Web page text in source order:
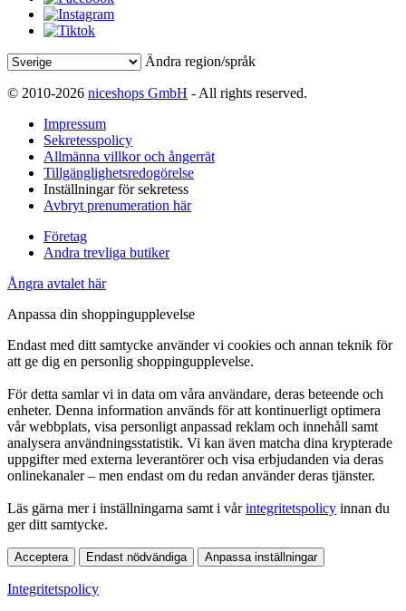
Ändra region/språk
© 2010-2026 niceshops GmbH - All rights reserved.
Impressum
Sekretesspolicy
Allmänna villkor och ångerrät
Tillgänglighetsredogörelse
Inställningar för sekretess
Avbryt prenumeration här
Företag
Andra trevliga butiker
Ångra avtalet här
Anpassa din shoppingupplevelse
Endast med ditt samtycke använder vi cookies och annan teknik för
att ge dig en personlig shoppingupplevelse.
För detta samlar vi in data om våra användare, deras beteende och
enheter. Denna information används för att kontinuerligt optimera
vår webbplats, visa personligt anpassad reklam och innehåll samt
analysera användningsstatistik. Vi kan även matcha dina krypterade
uppgifter med externa leverantörer och visa erbjudanden via deras
onlinekanaler – men endast om du redan använder deras tjänster.
Läs gärna mer i inställningarna samt i vårintegritetspolicy innan du
ger ditt samtycke.
Acceptera Endast nödvändiga Anpassa inställningar
Integritetspolicy